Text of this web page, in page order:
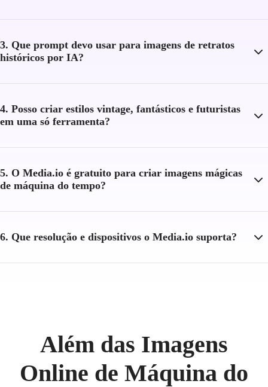
3. Que prompt devo usar para imagens de retratos
históricos por IA?
4. Posso criar estilos vintage, fantásticos e futuristas
em uma só ferramenta?
5. O Media.io é gratuito para criar imagens mágicas
de máquina do tempo?
6. Que resolução e dispositivos o Media.io suporta?
Além das Imagens
Online de Máquina do